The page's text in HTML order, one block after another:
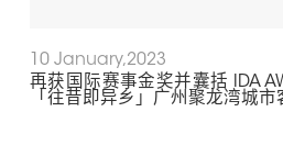
10 January,2023
再获国际赛事金奖并囊括 IDA
「往昔即异乡」广州聚龙湾城市